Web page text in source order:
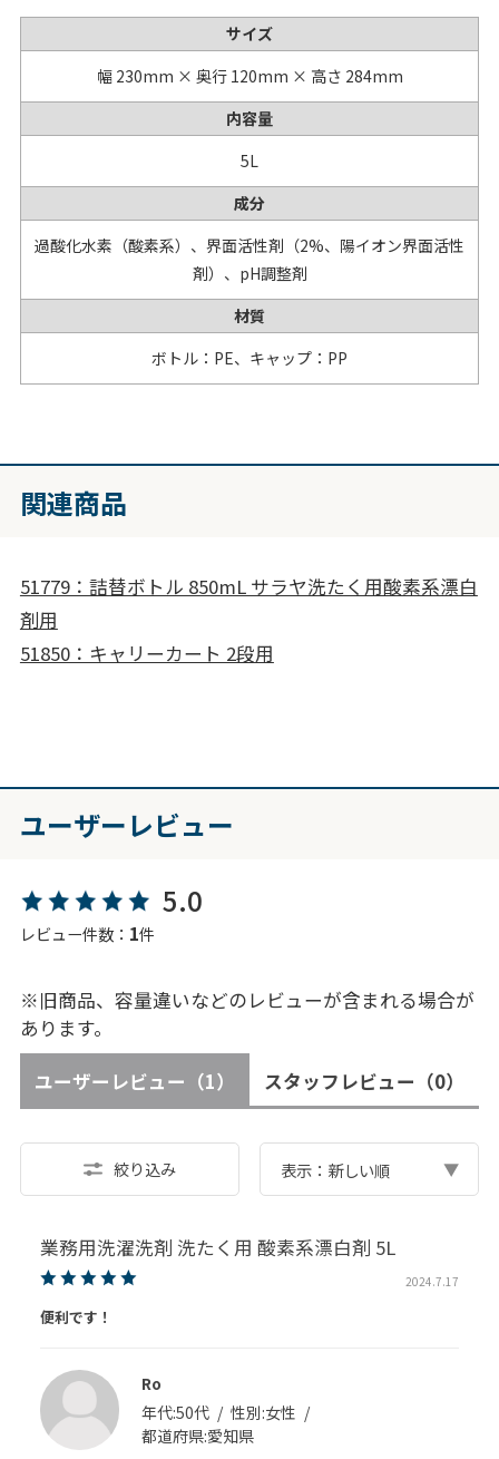
サイズ
幅 230mm × 奥行 120mm × 高さ 284mm
内容量
5L
成分
過酸化水素（酸素系）、界面活性剤（2%、陽イオン界面活性
剤）、pH調整剤
材質
ボトル：PE、キャップ：PP
関連商品
51779：詰替ボトル 850mL サラヤ洗たく用酸素系漂白
剤用
51850：キャリーカート 2段用
ユーザーレビュー
5.0
レビュー件数： 1件
※旧商品、容量違いなどのレビューが含まれる場合が
あります。
ユーザーレビュー （1） スタッフレビュー （0）
絞り込み 表示：新しい順
業務用洗濯洗剤 洗たく用 酸素系漂白剤 5L
2024.7.17
便利です！
Ro
年代:50代 性別:女性
都道府県:愛知県